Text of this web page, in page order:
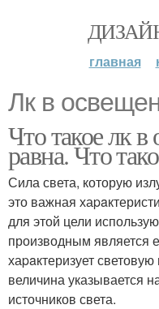
главная
Лк в
Что такое лк
равна. Что
Сила света, которую
это важная
для этой цели
производным является
хаpaктеризует
величина указывается
источников света.